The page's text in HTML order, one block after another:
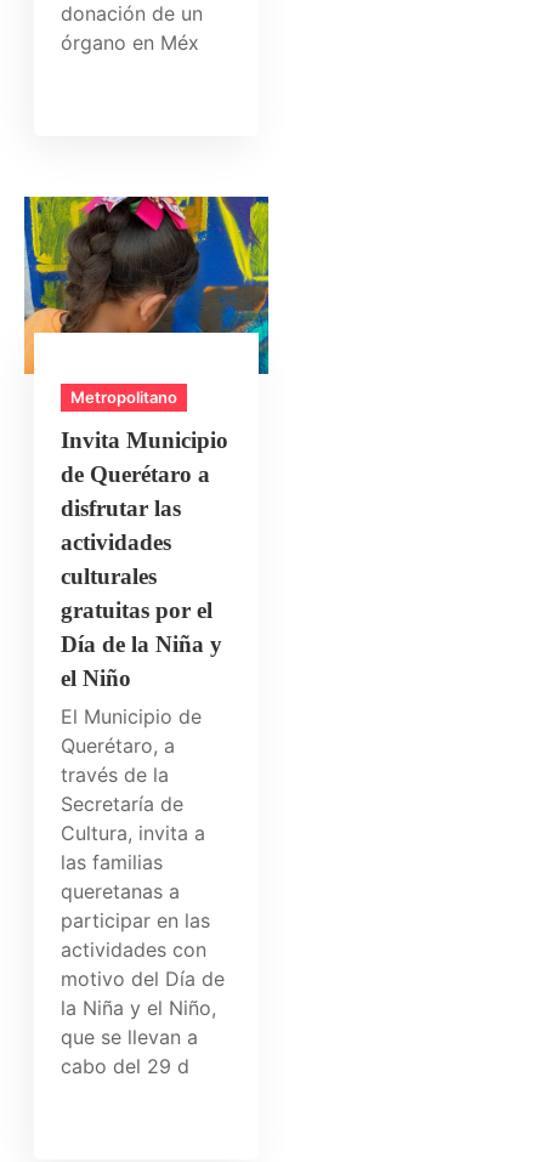
donación de un
órgano en Méx
Metropolitano
Invita Municipio
de Querétaro a
disfrutar las
actividades
culturales
gratuitas por el
Día de la Niña y
el Niño
El Municipio de
Querétaro, a
través de la
Secretaría de
Cultura, invita a
las familias
queretanas a
participar en las
actividades con
motivo del Día de
la Niña y el Niño,
que se llevan a
cabo del 29 d